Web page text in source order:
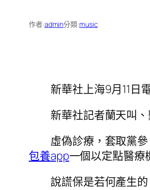
作者:admin分類:music
新華社上海9月11日
新華社記者蘭天叫
虛偽診療，套取黨
包養app一個以定點醫療
說謊保是若何產生